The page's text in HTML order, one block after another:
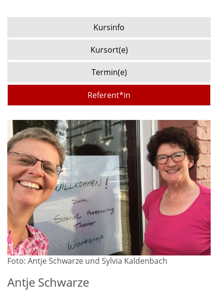
Kursinfo
Kursort(e)
Termin(e)
Referent*in
Foto: Antje Schwarze und Sylvia Kaldenbach
Antje Schwarze